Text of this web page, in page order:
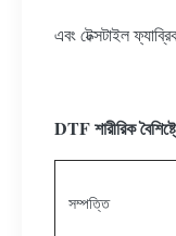
এবং টেক্সটাইল
DTF শারীরিক
সম্পত্তি